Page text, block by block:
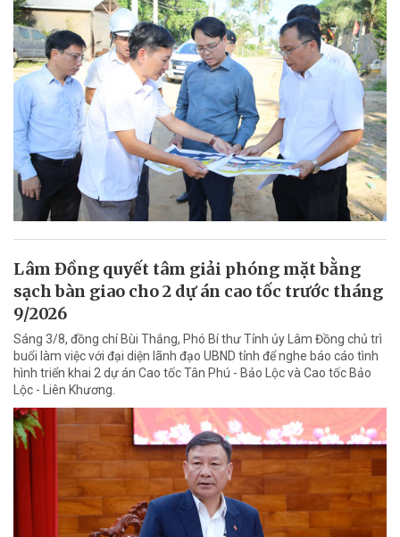
Lâm Đồng quyết tâm giải phóng mặt bằng
sạch bàn giao cho 2 dự án cao tốc trước tháng
9/2026
Sáng 3/8, đồng chí Bùi Thắng, Phó Bí thư Tỉnh ủy Lâm Đồng chủ trì
buổi làm việc với đại diện lãnh đạo UBND tỉnh để nghe báo cáo tình
hình triển khai 2 dự án Cao tốc Tân Phú - Bảo Lộc và Cao tốc Bảo
Lộc - Liên Khương.